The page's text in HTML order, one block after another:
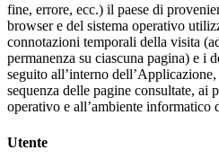
fine, errore, ecc.) il paese di
browser e del sistema operativo
connotazioni temporali della visita
permanenza su ciascuna pagina) e i
seguito all’interno
sequenza delle pagine consultate, ai
operativo e all’ambiente informatico
Utente